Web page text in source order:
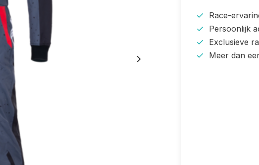
Race-
Persoonlijk
Exclusieve
Meer dan